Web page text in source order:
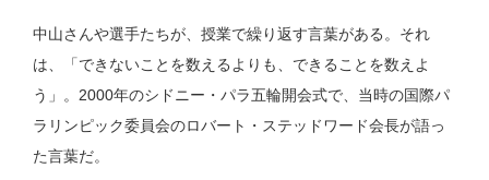
中山さんや選手たちが、授業で繰り返す言葉がある。それ
は、「できないことを数えるよりも、できることを数えよ
う」。2000年のシドニー・パラ五輪開会式で、当時の国際パ
ラリンピック委員会のロバート・ステッドワード会長が語っ
た言葉だ。